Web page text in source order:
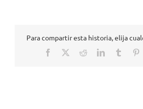
Para compartir esta historia, elija
Facebook RedditLinkedInTumblr